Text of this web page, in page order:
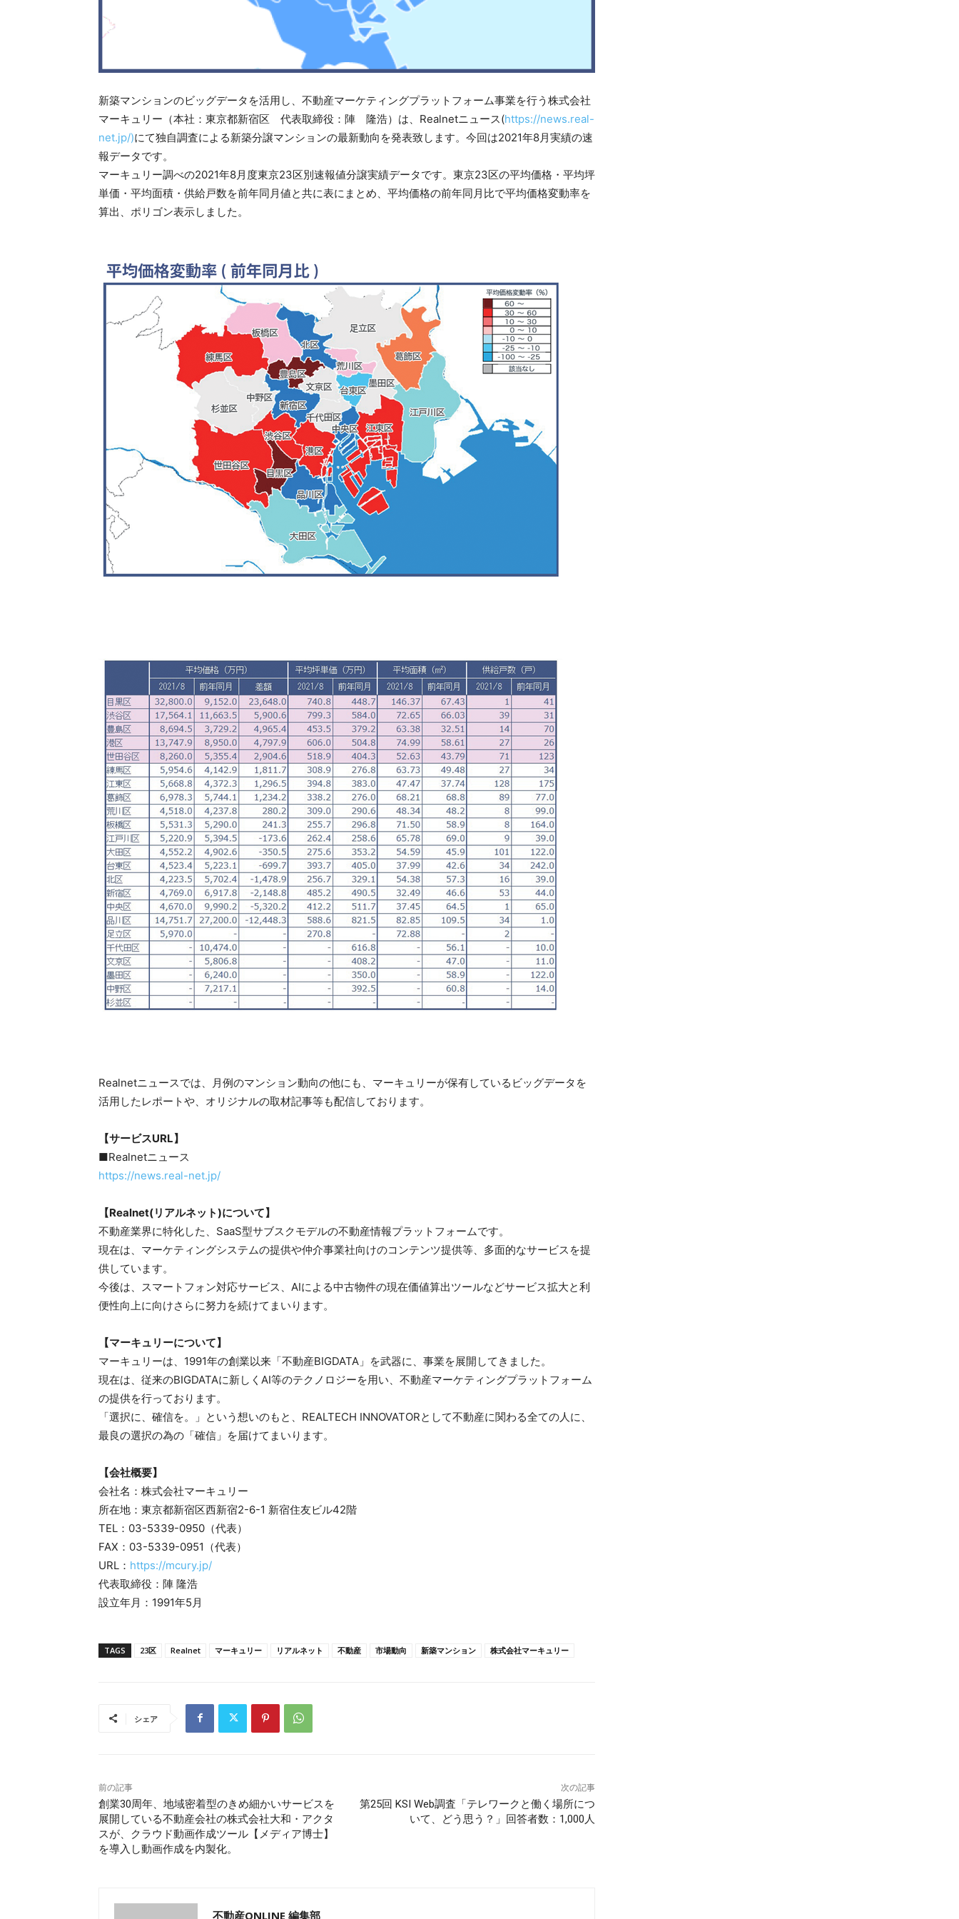
新築マンションのビッグデータを活用し、不動産マーケティングプラットフォーム事業を行う株式会社
マーキュリー（本社：東京都新宿区 代表取締役：陣 隆浩）は、Realnetニュース(https://news.real-
net.jp/)にて独自調査による新築分譲マンションの最新動向を発表致します。今回は2021年8月実績の速
報データです。
マーキュリー調べの2021年8月度東京23区別速報値分譲実績データです。東京23区の平均価格・平均坪
単価・平均面積・供給戸数を前年同月値と共に表にまとめ、平均価格の前年同月比で平均価格変動率を
算出、ポリゴン表示しました。
Realnetニュースでは、月例のマンション動向の他にも、マーキュリーが保有しているビッグデータを
活用したレポートや、オリジナルの取材記事等も配信しております。
【サービスURL】
■Realnetニュース
https://news.real-net.jp/
【Realnet(リアルネット)について】
不動産業界に特化した、SaaS型サブスクモデルの不動産情報プラットフォームです。
現在は、マーケティングシステムの提供や仲介事業社向けのコンテンツ提供等、多面的なサービスを提
供しています。
今後は、スマートフォン対応サービス、AIによる中古物件の現在価値算出ツールなどサービス拡大と利
便性向上に向けさらに努力を続けてまいります。
【マーキュリーについて】
マーキュリーは、1991年の創業以来「不動産BIGDATA」を武器に、事業を展開してきました。
現在は、従来のBIGDATAに新しくAI等のテクノロジーを用い、不動産マーケティングプラットフォーム
の提供を行っております。
「選択に、確信を。」という想いのもと、REALTECH INNOVATORとして不動産に関わる全ての人に、
最良の選択の為の「確信」を届けてまいります。
【会社概要】
会社名：株式会社マーキュリー
所在地：東京都新宿区西新宿2-6-1 新宿住友ビル42階
TEL：03-5339-0950（代表）
FAX：03-5339-0951（代表）
URL： https://mcury.jp/
代表取締役：陣 隆浩
設立年月：1991年5月
TAGS 23区 Realnet マーキュリー リアルネット 不動産 市場動向 新築マンション 株式会社マーキュリー
シェア
前の記事
創業30周年、地域密着型のきめ細かいサービスを
展開している不動産会社の株式会社大和・アクタ
スが、クラウド動画作成ツール【メディア博士】
を導入し動画作成を内製化。
次の記事
第25回 KSI Web調査「テレワークと働く場所につ
いて、どう思う？」回答者数：1,000人
不動産ONLINE 編集部